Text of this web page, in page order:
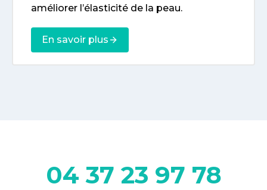
améliorer l’élasticité de la peau.
En savoir plus
04 37 23 97 78